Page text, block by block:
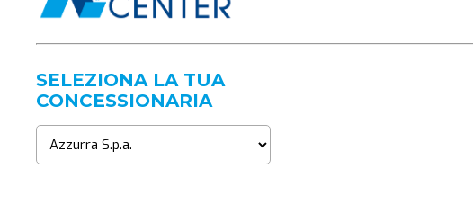
SELEZIONA LA TUA
CONCESSIONARIA